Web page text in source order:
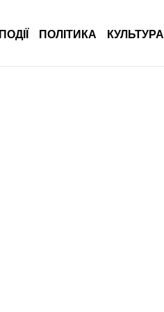
ПОДІЇ ПОЛІТИКА КУЛЬТУРА